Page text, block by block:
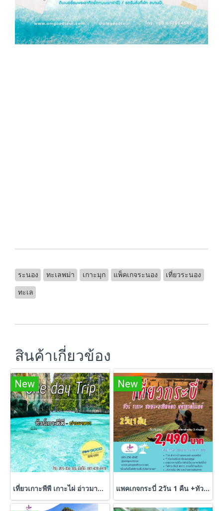
ระนอง ทะเลพม่า เกาะมุก แพ็คเกจระนอง เที่ยวระนอง
ทะเล
สินค้าเกี่ยวข้อง
New
เที่ยวเกาะพีพี เกาะไผ่ อ่าวมาหยา วันเดียว เช้าไป-เย็นกลับ โดยเรือเร็ว Speed Boat
New
แพคเกจกระบี่ 2วัน 1 คืน +ทัวร์ 7 เกาะ ชมพระอาทิตย์ตก